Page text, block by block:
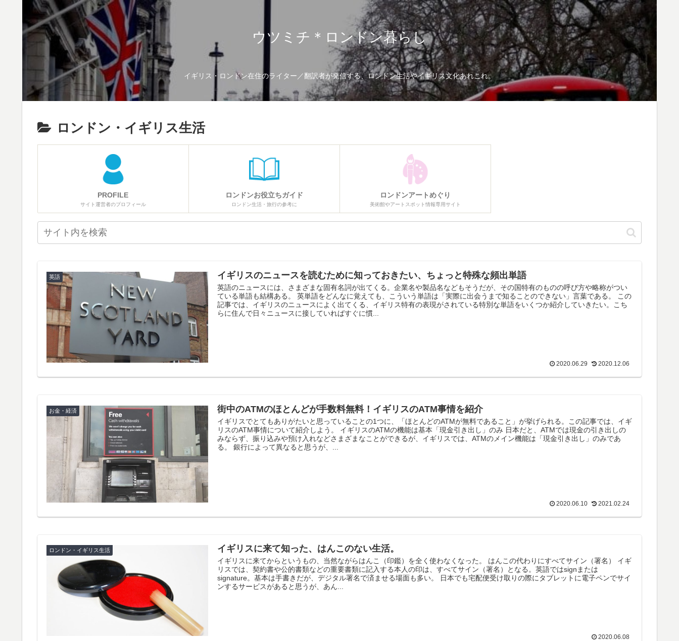
ウツミチ＊ロンドン暮らし
イギリス・ロンドン在住のライター／翻訳者が発信する、ロンドン生活やイギリス文化あれこれ。
ロンドン・イギリス生活
PROFILE
サイト運営者のプロフィール
ロンドンお役立ちガイド
ロンドン生活・旅行の参考に
ロンドンアートめぐり
美術館やアートスポット情報専用サイト
英語 イギリスのニュースを読むために知っておきたい、ちょっと特殊な頻出単語
英語のニュースには、さまざまな固有名詞が出てくる。企業名や製品名などもそうだが、その国特有のものの呼び方や略称がつい
ている単語も結構ある。 英単語をどんなに覚えても、こういう単語は「実際に出会うまで知ることのできない」言葉である。 この
記事では、イギリスのニュースによく出てくる、イギリス特有の表現がされている特別な単語をいくつか紹介していきたい。こち
らに住んで日々ニュースに接していればすぐに慣...
2020.06.29 2020.12.06
お金・経済 街中のATMのほとんどが手数料無料！イギリスのATM事情を紹介
イギリスでとてもありがたいと思っていることの1つに、「ほとんどのATMが無料であること」が挙げられる。この記事では、イギ
リスのATM事情について紹介しよう。 イギリスのATMの機能は基本「現金引き出し」のみ 日本だと、ATMでは現金の引き出しの
みならず、振り込みや預け入れなどさまざまなことができるが、イギリスでは、ATMのメイン機能は「現金引き出し」のみであ
る。 銀行によって異なると思うが、...
2020.06.10 2021.02.24
ロンドン・イギリス生活 イギリスに来て知った、はんこのない生活。
イギリスに来てからというもの、当然ながらはんこ（印鑑）を全く使わなくなった。 はんこの代わりにすべてサイン（署名） イギ
リスでは、契約書や公的書類などの重要書類に記入する本人の印は、すべてサイン（署名）となる。英語ではsignまたは
signature。基本は手書きだが、デジタル署名で済ませる場面も多い。 日本でも宅配便受け取りの際にタブレットに電子ペンでサイ
ンするサービスがあると思うが、あん...
2020.06.08